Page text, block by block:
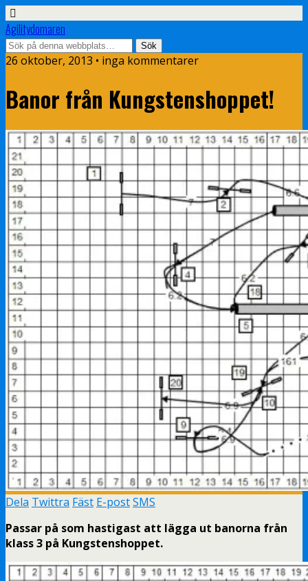
Agilitydomaren
26 oktober, 2013 • inga kommentarer
Banor från Kungstenshoppet!
Dela Twittra Fäst E-postSMS
Passar på som hastigast att lägga ut banorna från
klass 3 på Kungstenshoppet.